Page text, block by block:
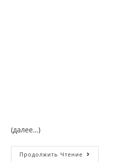
(далее…)
Продолжить Чтение